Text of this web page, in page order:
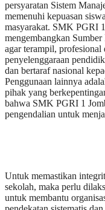
persyaratan Sistem
memenuhi kepuasan
masyarakat. SMK PGRI
mengembangkan
agar terampil,
penyelenggaraan
dan bertaraf nasional
Penggunaan lainnya
pihak yang
bahwa SMK PGRI 1
pengendalian untuk
Untuk memastikan
sekolah, maka perlu
untuk membantu